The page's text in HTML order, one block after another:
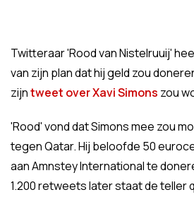
Twitteraar 'Rood van Nistelruuij'
van zijn plan dat hij geld zou
zijntweet over Xavi Simons zou
'Rood' vond dat Simons mee zou
tegen Qatar. Hij beloofde 50
aan Amnstey International te
1.200 retweets later staat de teller